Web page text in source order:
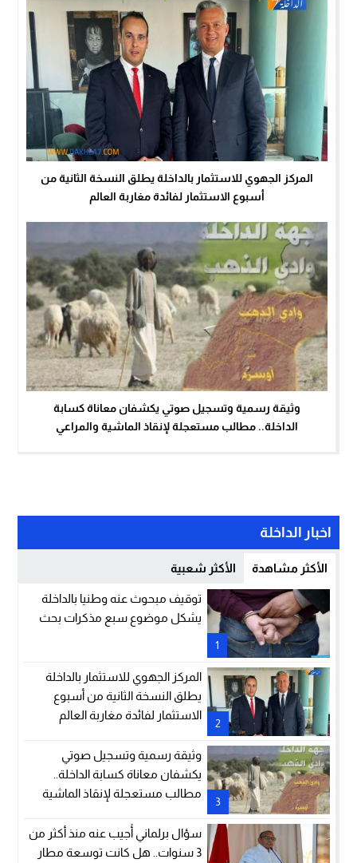
المركز الجهوي للاستثمار بالداخلة يطلق النسخة الثانية من
أسبوع الاستثمار لفائدة مغاربة العالم
وثيقة رسمية وتسجيل صوتي يكشفان معاناة كسابة
الداخلة.. مطالب مستعجلة لإنقاذ الماشية والمراعي
اخبار الداخلة
الأكثر مشاهدة الأكثر شعبية
1
توقيف مبحوث عنه وطنيا بالداخلة
يشكل موضوع سبع مذكرات بحث
2
المركز الجهوي للاستثمار بالداخلة
يطلق النسخة الثانية من أسبوع
الاستثمار لفائدة مغاربة العالم
3
وثيقة رسمية وتسجيل صوتي
يكشفان معاناة كسابة الداخلة..
مطالب مستعجلة لإنقاذ الماشية
سؤال برلماني أُجيب عنه منذ أكثر من
3 سنوات.. هل كانت توسعة مطار